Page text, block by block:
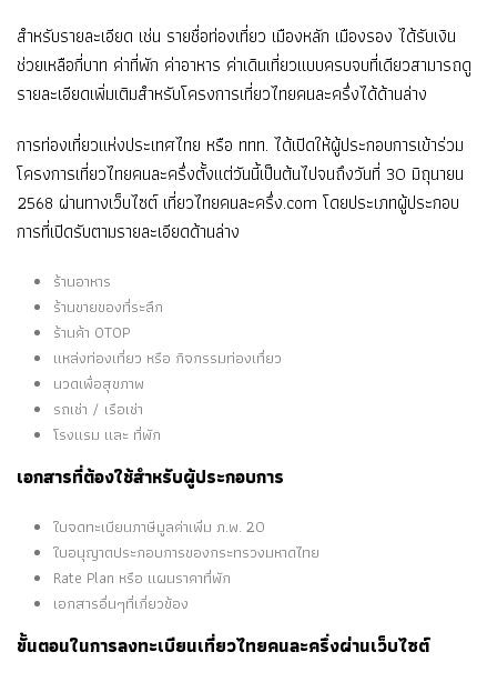
สำหรับรายละเอียด เช่น รายชื่อท่องเที่ยว เมืองหลัก เมืองรอง ได้รับเงิน
ช่วยเหลือกี่บาท ค่าที่พัก ค่าอาหาร ค่าเดินเที่ยวแบบครบจบที่เดียวสามารถดู
รายละเอียดเพิ่มเติมสำหรับโครงการเที่ยวไทยคนละครึ่งได้ด้านล่าง
การท่องเที่ยวแห่งประเทศไทย หรือ ททท. ได้เปิดให้ผู้ประกอบการเข้าร่วม
โครงการเที่ยวไทยคนละครึ่งตั้งแต่วันนี้เป็นต้นไปจนถึงวันที่ 30 มิถุนายน
2568 ผ่านทางเว็บไซต์ เที่ยวไทยคนละครึ่ง.com โดยประเภทผู้ประกอบ
การที่เปิดรับตามรายละเอียดด้านล่าง
ร้านอาหาร
ร้านขายของที่ระลึก
ร้านค้า OTOP
แหล่งท่องเที่ยว หรือ กิจกรรมท่องเทื่ยว
นวดเพื่อสุขภาพ
รถเช่า / เรือเช่า
โรงแรม และ ที่พัก
เอกสารที่ต้องใช้สำหรับผู้ประกอบการ
ใบจดทะเบียนภาษีมูลค่าเพิ่ม ภ.พ. 20
ใบอนุญาตประกอบการของกระทรวงมหาดไทย
Rate Plan หรือ แผนราคาที่พัก
เอกสารอื่นๆที่เกี่ยวข้อง
ขั้นตอนในการลงทะเบียนเที่ยวไทยคนละครึ่งผ่านเว็บไซต์